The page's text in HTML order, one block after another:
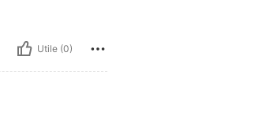
Utile (0)